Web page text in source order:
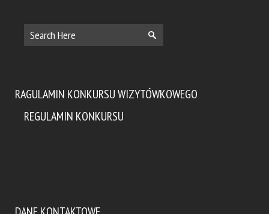
RAGULAMIN KONKURSU WIZYTÓWKOWEGO
REGULAMIN KONKURSU